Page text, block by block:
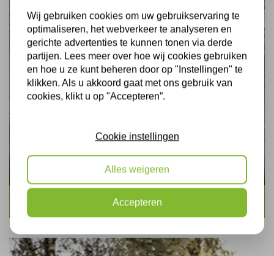
Vloerisolatie met icynene
Wij gebruiken cookies om uw gebruikservaring te
optimaliseren, het webverkeer te analyseren en
gerichte advertenties te kunnen tonen via derde
partijen. Lees meer over hoe wij cookies gebruiken
en hoe u ze kunt beheren door op "Instellingen" te
klikken. Als u akkoord gaat met ons gebruik van
cookies, klikt u op "Accepteren”.
Cookie instellingen
Alles weigeren
Accepteren